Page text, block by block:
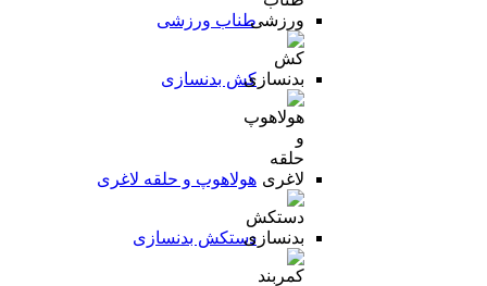
طناب ورزشی
کش بدنسازی
هولاهوپ و حلقه لاغری
دستکش بدنسازی